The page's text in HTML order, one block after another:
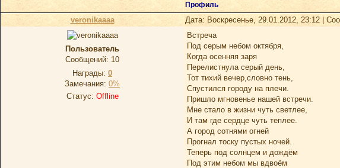
Профиль
veronikaaaa Дата: Воскресенье, 29.01.2012, 23:12 |
Пользователь
Сообщений: 10
Награды: 0
Замечания: 0%
Статус: Offline
Встреча
Под серым небом октября,
Когда осенняя заря
Перелистнула серый день,
Тот тихий вечер,словно тень,
Спустился городу на плечи.
Пришло мгновенье нашей встречи.
Мне стало в жизни чуть светлее,
И там где сердце чуть теплее.
А город сотнями огней
Прогнал тоску пустых ночей.
Теперь под солнцем и дождём
Под этим небом мы вдвоём